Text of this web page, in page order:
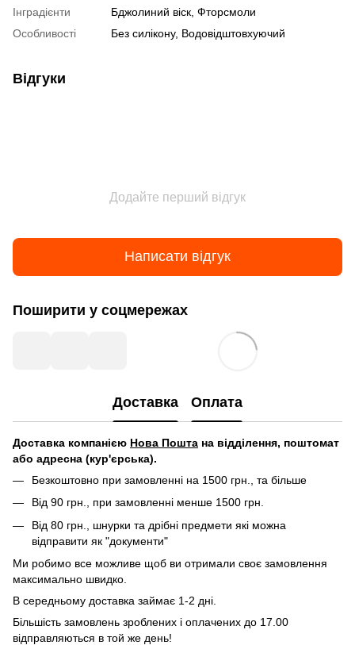
Інградієнти
Бджолиний віск, Фторсмоли
Особливості
Без силікону, Водовідштовхуючий
Відгуки
Додайте перший відгук
Написати відгук
Поширити у соцмережах
Доставка Оплата
Доставка компанією Нова Пошта на відділення, поштомат
або адресна (кур'єрська).
Безкоштовно при замовленні на 1500 грн., та більше
Від 90 грн., при замовленні менше 1500 грн.
Від 80 грн., шнурки та дрібні предмети які можна
відправити як "документи"
Ми робимо все можливе щоб ви отримали своє замовлення
максимально швидко.
В середньому доставка займає 1-2 дні.
Більшість замовлень зроблених і оплачених до 17.00
відправляються в той же день!